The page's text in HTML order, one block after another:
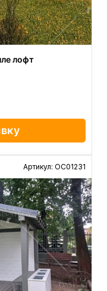
лофт
Артикул: ОС01231